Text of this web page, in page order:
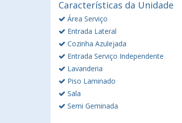
Características da Unidade
Área Serviço
Entrada Lateral
Cozinha Azulejada
Entrada Serviço Independente
Lavanderia
Piso Laminado
Sala
Semi Geminada